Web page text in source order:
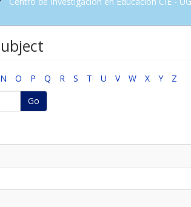
N O P Q R S T U V W X Y
Z
Go